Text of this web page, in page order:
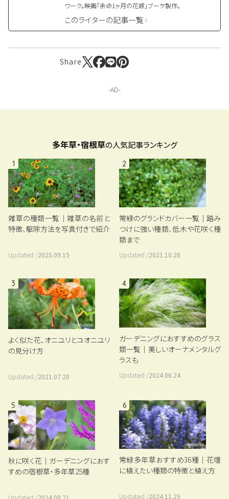
ワーク。映画「余命1ヶ月の花嫁」ブーケ製作。
このライターの記事一覧
Share
多年草・宿根草の人気記事ランキング
1
雑草の種類一覧｜雑草の名前と
特徴、駆除方法を写真付きで紹介
Updated /2025.09.15
2
常緑のグランドカバー一覧｜踏み
つけに強い種類、低木や花咲く種
類まで
Updated /2021.10.26
3
よく似た花、オニユリとコオニユリ
の見分け方
Updated /2021.07.20
4
ガーデニングにおすすめのグラス
類一覧｜美しいオーナメンタルグ
ラスも
Updated /2024.06.24
5
秋に咲く花｜ガーデニングにおす
すめの宿根草・多年草25種
Updated /2024.08.21
6
常緑多年草おすすめ36種｜花壇
に植えたい種類の特徴と植え方
Updated /2024.11.25